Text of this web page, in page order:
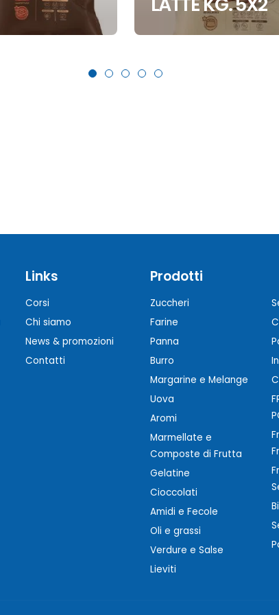
Links
Corsi
Chi siamo
News & promozioni
Contatti
Prodotti
Zuccheri
Farine
Panna
Burro
Margarine e Melange
Uova
Aromi
Marmellate e
Composte di Frutta
Gelatine
Cioccolati
Amidi e Fecole
Oli e grassi
Verdure e Salse
Lieviti